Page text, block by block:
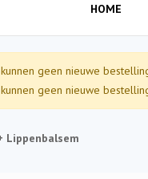
HOME
geen nieuwe
geen nieuwe
Lippenbalsem